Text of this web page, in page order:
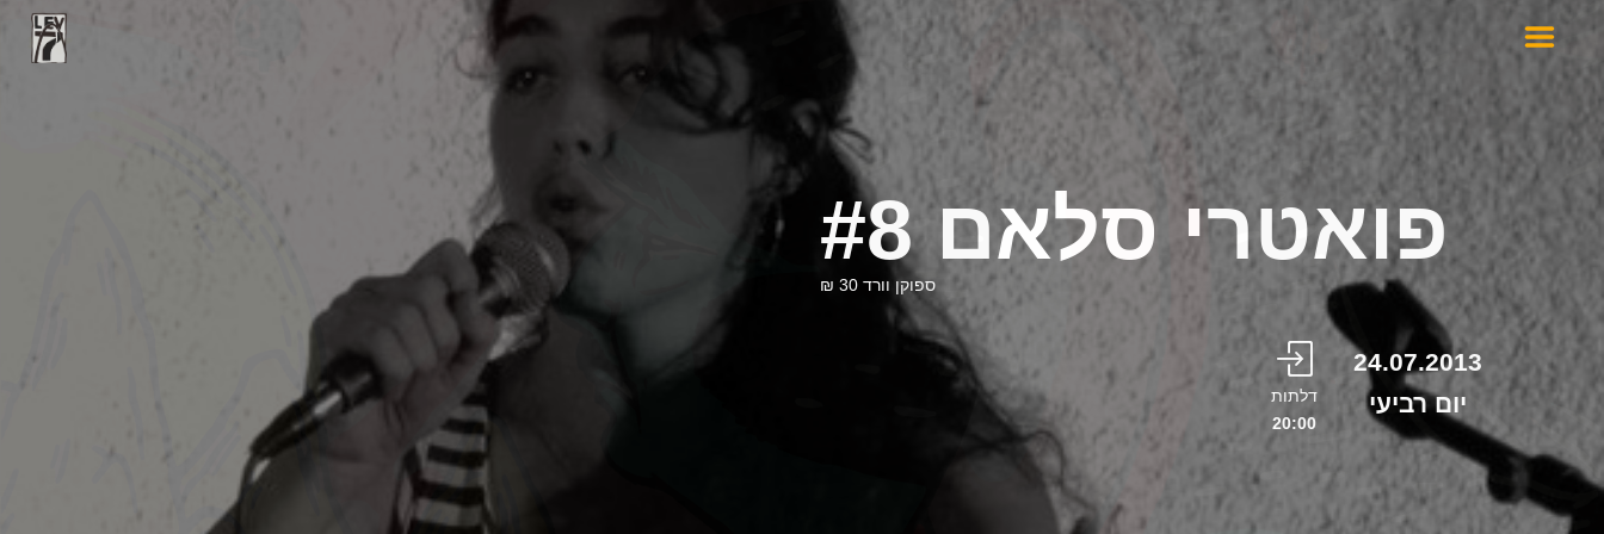
פואטרי סלאם #8
ספוקן וורד 30 ₪
24.07.2013
יום רביעי
דלתות
20:00